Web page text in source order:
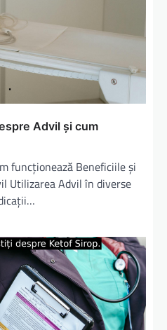
Advil și cum
funcționează Beneficiile și
Utilizarea Advil în diverse